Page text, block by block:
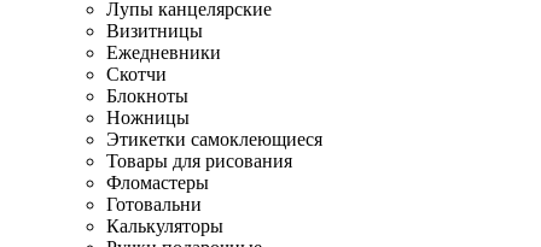
Лупы канцелярские
Визитницы
Ежедневники
Скотчи
Блокноты
Ножницы
Этикетки самоклеющиеся
Товары для рисования
Фломастеры
Готовальни
Калькуляторы